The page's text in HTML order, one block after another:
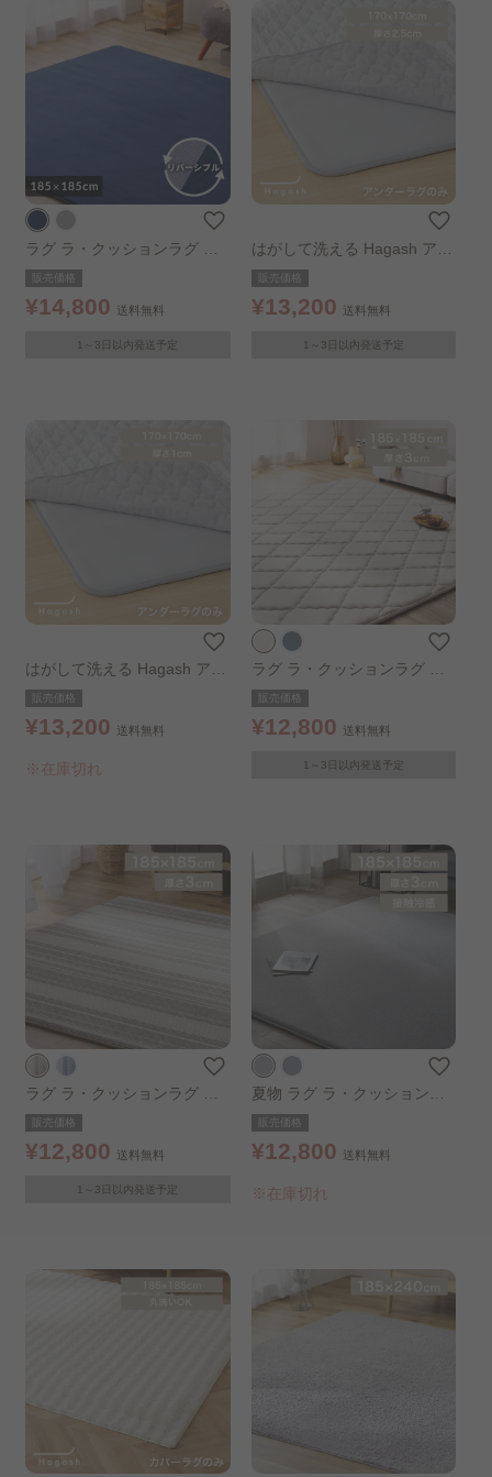
ラグ ラ・クッションラグ リ
バーシブル 185×185cm ネイ
ビー
販売価格
¥14,800 送料無料
1～3日以内発送予定
はがして洗える Hagash アン
ダーラグ 170×170cm
販売価格
¥13,200 送料無料
1～3日以内発送予定
はがして洗える Hagash アン
ダーラグ 170×170cm
販売価格
¥13,200 送料無料
※在庫切れ
ラグ ラ・クッションラグ キ
ルティング 185cm グレージ
ュ
販売価格
¥12,800 送料無料
1～3日以内発送予定
ラグ ラ・クッションラグ 涼
感 ボーダー 185×185cm ブラ
ウン
販売価格
¥12,800 送料無料
1～3日以内発送予定
夏物 ラグ ラ・クッションラ
グ 接触冷感 185cm グレー
販売価格
¥12,800 送料無料
※在庫切れ